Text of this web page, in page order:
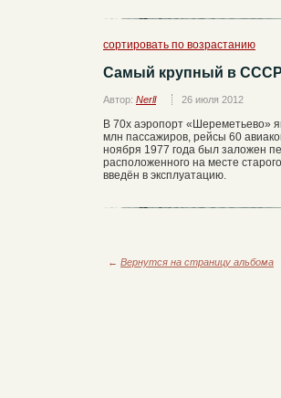
сортировать по возрастанию
Самый крупный в
Автор: Nerll 26 июля 2012
В 70х аэропорт «Шереметьево»
млн пассажиров, рейсы 60
ноября 1977 года был заложен
расположенного на месте
введён в эксплуатацию.
← Вернутся на страницу альбома